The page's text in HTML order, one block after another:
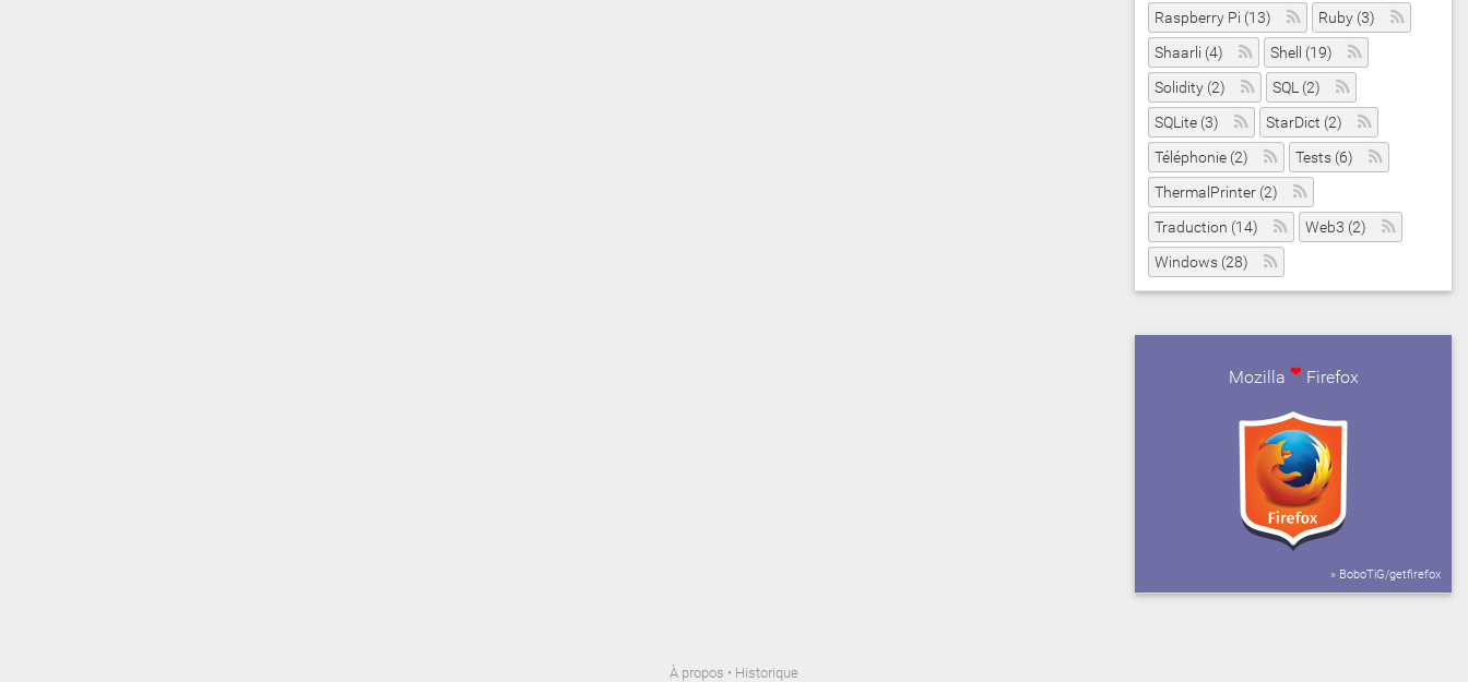
Raspberry Pi (13)
Ruby (3)
Shaarli (4)
Shell (19)
Solidity (2)
SQL (2)
SQLite (3)
StarDict (2)
Téléphonie (2)
Tests (6)
ThermalPrinter (2)
Traduction (14)
Web3 (2)
Windows (28)
Mozilla ❤ Firefox
» BoboTiG/getfirefox
À propos • Historique